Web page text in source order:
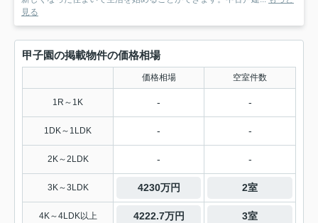
見る
甲子園の掲載物件の価格相場
価格相場 空室件数
1R～1K - -
1DK～1LDK - -
2K～2LDK - -
3K～3LDK 4230万円 2室
4K～4LDK以上 4222.7万円 3室